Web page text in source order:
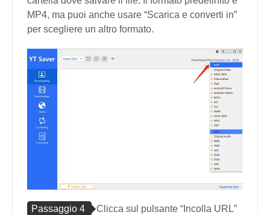
MP4, ma puoi anche usare “Scarica e converti in”
per scegliere un altro formato.
Passaggio 4
Clicca sul pulsante “Incolla URL”